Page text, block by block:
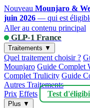
Nouveau Mounjaro &
juin 2026 — qui est
Aller au contenu principal
GLP-1 France
Traitements ▼
Quel traitement choisir ?
Mounjaro Guide Complet
Complet Trulicity Guide
Autres Traitements
Prix Effets Test
Plus ▼